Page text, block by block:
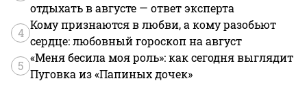
отдыхать в августе — ответ эксперта
4
Кому признаются в любви, а кому разобьют
сердце: любовный гороскоп на август
5
«Меня бесила моя роль»: как сегодня выглядит
Пуговка из «Папиных дочек»